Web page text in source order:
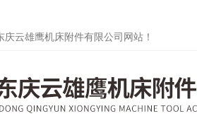
云雄鹰机床附件有限公司网站！